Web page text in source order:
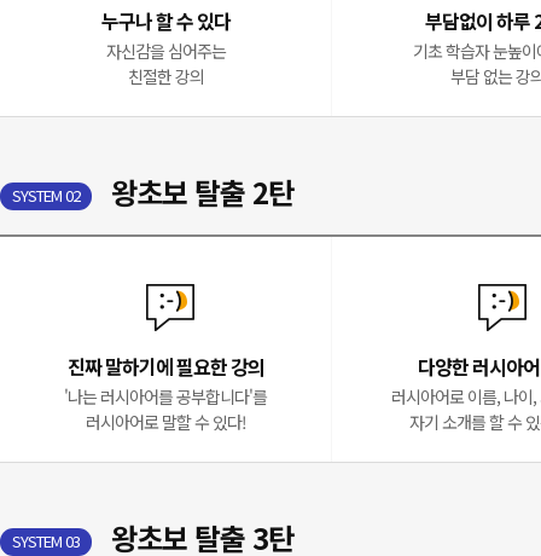
누구나 할 수 있다
자신감을 심어주는
친절한 강의
부담없이 하루
기초 학습자 눈높
부담 없는 강
SYSTEM 02 왕초보 탈출 2탄
진짜 말하기에 필요한 강의
'나는 러시아어를 공부합니다'를
러시아어로 말할 수 있다!
다양한 러시아
러시아어로 이름, 나이
자기 소개를 할 수
SYSTEM 03 왕초보 탈출 3탄